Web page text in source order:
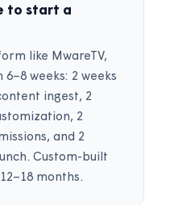
to start a
like MwareTV,
weeks: 2 weeks
ingest, 2
2
and 2
Custom-built
months.